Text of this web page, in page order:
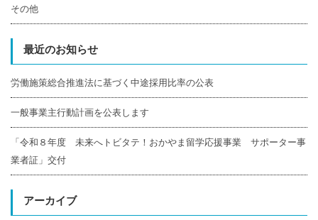
その他
最近のお知らせ
労働施策総合推進法に基づく中途採用比率の公表
一般事業主行動計画を公表します
「令和８年度 未来へトビタテ！おかやま留学応援事業 サポーター事
業者証」交付
アーカイブ